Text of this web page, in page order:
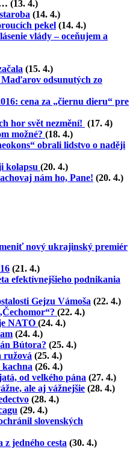
(13. 4.)
(14. 4.)
pekel (14. 4.)
vlády – oceňujem a
(15. 4.)
odsunutých zo
cena za „čiernu dieru“ pre
hor svět nezmění! (17. 4)
možné? (18. 4.)
obrali lidstvo o naději
kolapsu (20. 4.)
nám ho, Pane! (20. 4.)
nový ukrajinský premiér
(21. 4.)
efektívnejšieho podnikania
Gejzu Vámoša (22. 4.)
(22. 4.)
NATO (24. 4.)
(24. 4.)
Bútora? (25. 4.)
ružová (25. 4.)
(26. 4.)
od velkého pána (27. 4.)
ale aj vážnejšie (28. 4.)
(28. 4.)
(29. 4.)
slovenských
z jedného cesta (30. 4.)